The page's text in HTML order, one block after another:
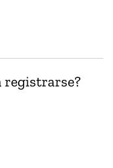
registrarse?